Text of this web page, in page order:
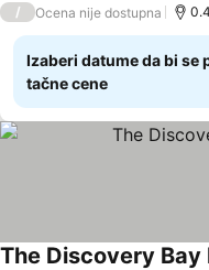
/ Ocena nije dostupna
Izaberi datume da bi se
tačne cene
The Discovery